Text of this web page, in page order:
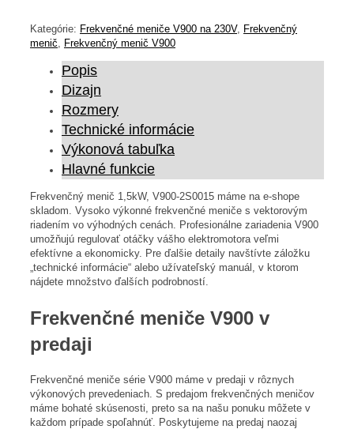
Kategórie: Frekvenčné meniče V900 na 230V, Frekvenčný
menič, Frekvenčný menič V900
Popis
Dizajn
Rozmery
Technické informácie
Výkonová tabuľka
Hlavné funkcie
Frekvenčný menič 1,5kW, V900-2S0015 máme na e-shope
skladom. Vysoko výkonné frekvenčné meniče s vektorovým
riadením vo výhodných cenách. Profesionálne zariadenia V900
umožňujú regulovať otáčky vášho elektromotora veľmi
efektívne a ekonomicky. Pre ďalšie detaily navštívte záložku
„technické informácie“ alebo užívateľský manuál, v ktorom
nájdete množstvo ďalších podrobností.
Frekvenčné meniče V900 v
predaji
Frekvenčné meniče série V900 máme v predaji v rôznych
výkonových prevedeniach. S predajom frekvenčných meničov
máme bohaté skúsenosti, preto sa na našu ponuku môžete v
každom prípade spoľahnúť. Poskytujeme na predaj naozaj